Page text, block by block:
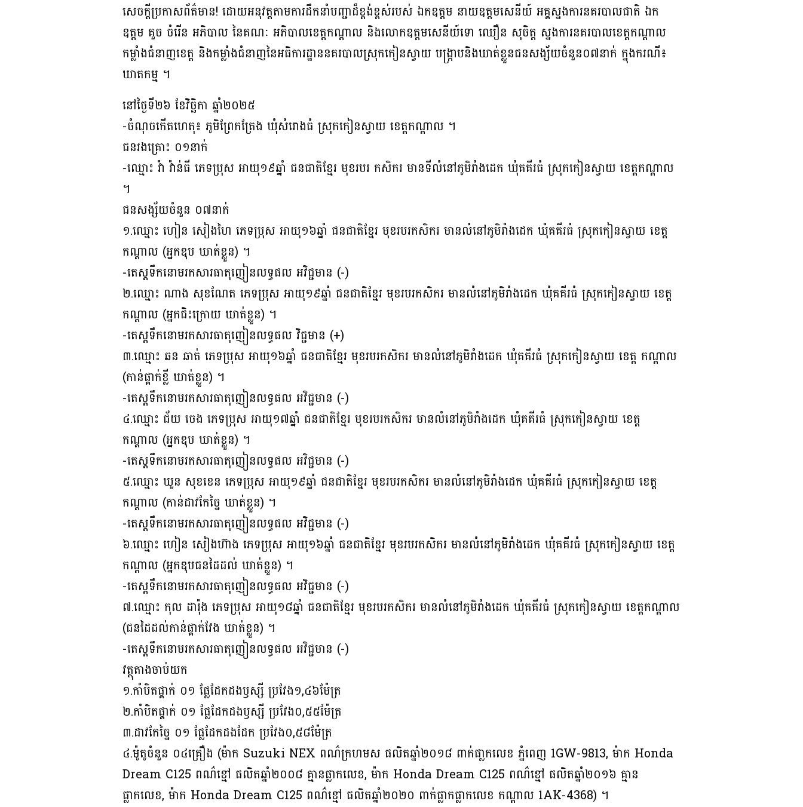
សេចក្តីប្រកាសព័ត៌មាន! ដោយអនុវត្តតាមការដឹកនាំបញ្ជាដ៏ខ្ពង់ខ្ពស់របស់ ឯកឧត្តម នាយឧត្តមសេនីយ៍ អគ្គស្នងការនគរបាលជាតិ ឯក
ឧត្តម គួច ចំរើន អភិបាល នៃគណៈ អភិបាលខេត្តកណ្តាល និងលោកឧត្ដមសេនីយ៍ទោ ឈឿន សុចិត្ត ស្នងការនគរបាលខេត្តកណ្តាល
កម្លាំងជំនាញខេត្ត និងកម្លាំងជំនាញនៃអធិការដ្ឋាននគរបាលស្រុកកៀនស្វាយ បង្រ្កាបនិងឃាត់ខ្លួនជនសង្ស័យចំនួន០៧នាក់ ក្នុងករណី៖
ឃាតកម្ម ។
នៅថ្ងៃទី២៦ ខែវិច្ឆិកា ឆ្នាំ២០២៥
-ចំណុចកើតហេតុ៖ ភូមិព្រែកត្រែង ឃុំសំរោងធំ ស្រុកកៀនស្វាយ ខេត្តកណ្តាល ។
ជនរងគ្រោះ ០១នាក់
-ឈ្មោះ វ៉ា វ៉ាន់ធី ភេទប្រុស អាយុ១៩ឆ្នាំ ជនជាតិខ្មែរ មុខរបរ កសិករ មានទីលំនៅភូមិរាំងដេក ឃុំគគីរធំ ស្រុកកៀនស្វាយ ខេត្តកណ្តាល
។
ជនសង្ស័យចំនួន ០៧នាក់
១.ឈ្មោះ ហៀន សៀងហៃ ភេទប្រុស អាយុ១៦ឆ្នាំ ជនជាតិខ្មែរ មុខរបរកសិករ មានលំនៅភូមិរាំងដេក ឃុំគគីរធំ ស្រុកកៀនស្វាយ ខេត្ត
កណ្ដាល (អ្នកឌុប ឃាត់ខ្លួន) ។
-តេស្តទឹកនោមរកសារធាតុញៀនលទ្ធផល អវិជ្ជមាន (-)
២.ឈ្មោះ ណាង សុខណែត ភេទប្រុស អាយុ១៩ឆ្នាំ ជនជាតិខ្មែរ មុខរបរកសិករ មានលំនៅភូមិរាំងដេក ឃុំគគីរធំ ស្រុកកៀនស្វាយ ខេត្ត
កណ្ដាល (អ្នកជិះក្រោយ ឃាត់ខ្លួន) ។
-តេស្តទឹកនោមរកសារធាតុញៀនលទ្ធផល វិជ្ជមាន (+)
៣.ឈ្មោះ ឆន ឆាត់ ភេទប្រុស អាយុ១៦ឆ្នាំ ជនជាតិខ្មែរ មុខរបរកសិករ មានលំនៅភូមិរាំងដេក ឃុំគគីរធំ ស្រុកកៀនស្វាយ ខេត្ត កណ្ដាល
(កាន់ផ្គាក់ខ្លី ឃាត់ខ្លួន) ។
-តេស្តទឹកនោមរកសារធាតុញៀនលទ្ធផល អវិជ្ជមាន (-)
៤.ឈ្មោះ ជ័យ ចេង ភេទប្រុស អាយុ១៧ឆ្នាំ ជនជាតិខ្មែរ មុខរបរកសិករ មានលំនៅភូមិរាំងដេក ឃុំគគីរធំ ស្រុកកៀនស្វាយ ខេត្ត
កណ្ដាល (អ្នកឌុប ឃាត់ខ្លួន) ។
-តេស្តទឹកនោមរកសារធាតុញៀនលទ្ធផល អវិជ្ជមាន (-)
៥.ឈ្មោះ ឃួន សុខខេន ភេទប្រុស អាយុ១៩ឆ្នាំ ជនជាតិខ្មែរ មុខរបរកសិករ មានលំនៅភូមិរាំងដេក ឃុំគគីរធំ ស្រុកកៀនស្វាយ ខេត្ត
កណ្ដាល (កាន់ដាវកែច្នៃ ឃាត់ខ្លួន) ។
-តេស្តទឹកនោមរកសារធាតុញៀនលទ្ធផល អវិជ្ជមាន (-)
៦.ឈ្មោះ ហៀន សៀងហ៊ាង ភេទប្រុស អាយុ១៦ឆ្នាំ ជនជាតិខ្មែរ មុខរបរកសិករ មានលំនៅភូមិរាំងដេក ឃុំគគីរធំ ស្រុកកៀនស្វាយ ខេត្ត
កណ្ដាល (អ្នកឌុបជនដៃដល់ ឃាត់ខ្លួន) ។
-តេស្តទឹកនោមរកសារធាតុញៀនលទ្ធផល អវិជ្ជមាន (-)
៧.ឈ្មោះ កុល ដារ៉ុង ភេទប្រុស អាយុ១៨ឆ្នាំ ជនជាតិខ្មែរ មុខរបរកសិករ មានលំនៅភូមិរាំងដេក ឃុំគគីរធំ ស្រុកកៀនស្វាយ ខេត្តកណ្ដាល
(ជនដៃដល់កាន់ផ្គាក់វែង ឃាត់ខ្លួន) ។
-តេស្តទឹកនោមរកសារធាតុញៀនលទ្ធផល អវិជ្ជមាន (-)
វត្ថុតាងចាប់យក
១.កាំបិតផ្គាក់ ០១ ផ្លែដែកដងឫស្សី ប្រវែង១,៤៦ម៉ែត្រ
២.កាំបិតផ្គាក់ ០១ ផ្លែដែកដងឫស្សី ប្រវែង០,៥៥ម៉ែត្រ
៣.ដាវកែច្នៃ ០១ ផ្លែដែកដងដែក ប្រវែង០,៥៨ម៉ែត្រ
៤.ម៉ូតូចំនួន ០៤គ្រឿង (ម៉ាក Suzuki NEX ពណ៌ក្រហមស ផលិតឆ្នាំ២០១៨ ពាក់ផា្លកលេខ ភ្នំពេញ 1GW-9813, ម៉ាក Honda
Dream C125 ពណ៌ខ្មៅ ផលិតឆ្នាំ២០០៨ គ្មានផ្លាកលេខ, ម៉ាក Honda Dream C125 ពណ៌ខ្មៅ ផលិតឆ្នាំ២០១៦ គ្មាន
ផ្លាកលេខ, ម៉ាក Honda Dream C125 ពណ៌ខ្មៅ ផលិតឆ្នាំ២០២០ ពាក់ផ្លាកផ្លាកលេខ កណ្ដាល 1AK-4368) ។